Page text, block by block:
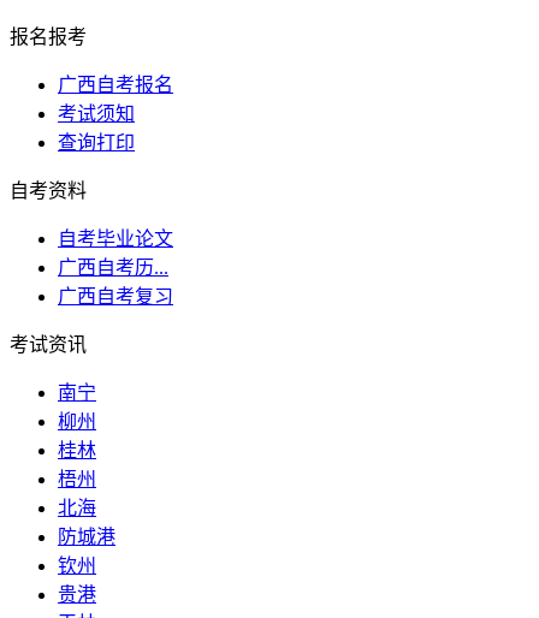
报名报考
广西自考报名
考试须知
查询打印
自考资料
自考毕业论文
广西自考历...
广西自考复习
考试资讯
南宁
柳州
桂林
梧州
北海
防城港
钦州
贵港